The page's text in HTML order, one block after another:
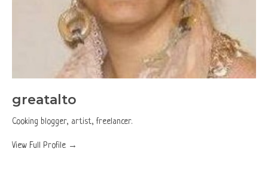
greatalto
Cooking blogger, artist, freelancer.
View Full Profile →